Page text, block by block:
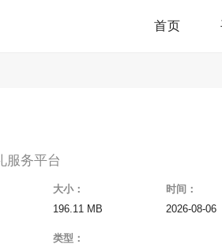
首页
服务平台
大小：
196.11 MB
时间：
2026-08-06
类型：